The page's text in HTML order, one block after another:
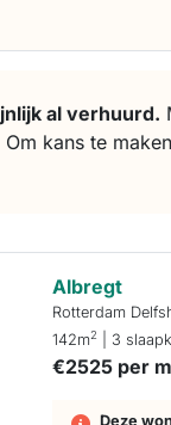
al verhuurd.
kans te
Albregt
Rotterdam
142m2 | 3
€2525 per
Deze